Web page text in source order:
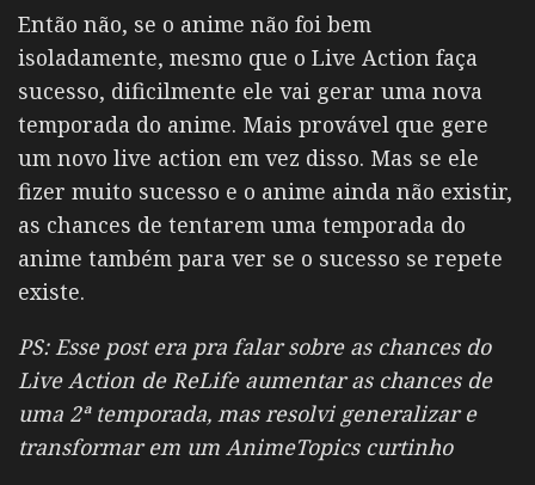
Então não, se o anime não foi bem
isoladamente, mesmo que o Live Action faça
sucesso, dificilmente ele vai gerar uma nova
temporada do anime. Mais provável que gere
um novo live action em vez disso. Mas se ele
fizer muito sucesso e o anime ainda não existir,
as chances de tentarem uma temporada do
anime também para ver se o sucesso se repete
existe.
PS: Esse post era pra falar sobre as chances do
Live Action de ReLife aumentar as chances de
uma 2ª temporada, mas resolvi generalizar e
transformar em um AnimeTopics curtinho